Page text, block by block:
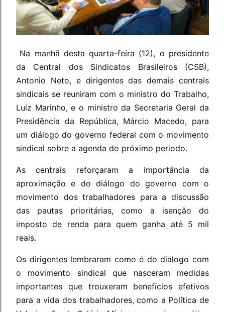
Na manhã desta quarta-feira (12), o presidente
da Central dos Sindicatos Brasileiros (CSB),
Antonio Neto, e dirigentes das demais centrais
sindicais se reuniram com o ministro do Trabalho,
Luiz Marinho, e o ministro da Secretaria Geral da
Presidência da República, Márcio Macedo, para
um diálogo do governo federal com o movimento
sindical sobre a agenda do próximo periodo.
As centrais reforçaram a importância da
aproximação e do diálogo do governo com o
movimento dos trabalhadores para a discussão
das pautas prioritárias, como a isenção do
imposto de renda para quem ganha até 5 mil
reais.
Os dirigentes lembraram como é do diálogo com
o movimento sindical que nasceram medidas
importantes que trouxeram benefícios efetivos
para a vida dos trabalhadores, como a Política de